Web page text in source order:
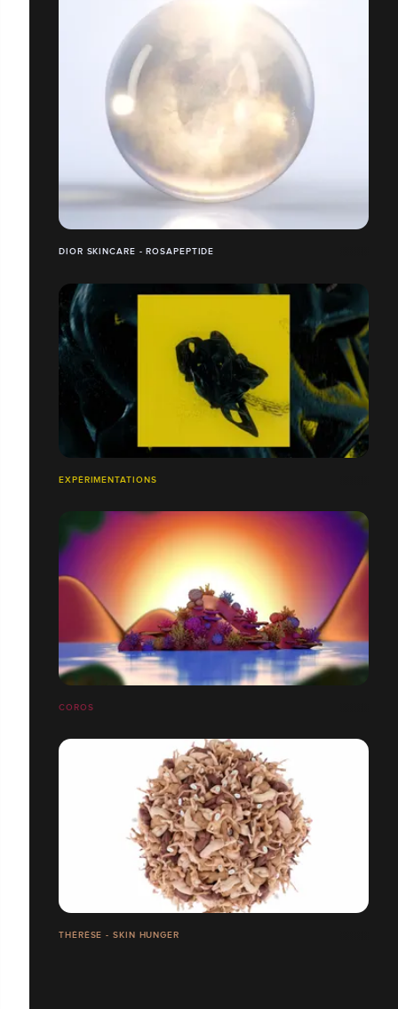
DIOR SKINCARE - ROSAPEPTIDE
EXPÉRIMENTATIONS
COROS
THÉRÈSE - SKIN HUNGER